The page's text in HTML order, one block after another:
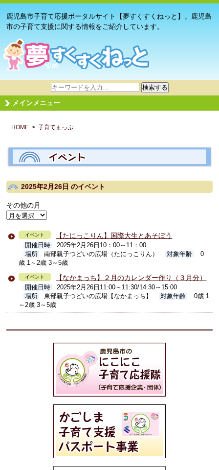
鹿児島市子育て応援ポータルサイト【夢すくすくねっと】。鹿児島
市の子育て支援に関する情報をご紹介しています。
サ
イ
ト
検
検索する
メインメニュー
HOME >子育てまっぷ
2025年2月26日のイベント
その他の月
イベント 【たにっこりん】国際大生とあそぼう
開催日時
2025年2月26日10：00～11：00
場所
南部親子つどいの広場（たにっこりん） 対象年齢
0
歳 1～2歳 3～5歳
イベント 【なかまっち】２月のカレンダー作り（３月分）
開催日時
2025年2月26日11:00～11:30/14:30～15:00
場所
東部親子つどいの広場【なかまっち】 対象年齢
0歳 1
～2歳 3～5歳